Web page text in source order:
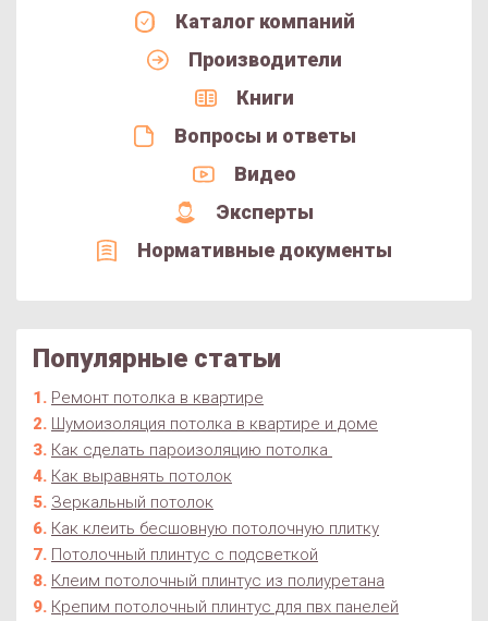
Каталог компаний
Производители
Книги
Вопросы и ответы
Видео
Эксперты
Нормативные документы
Популярные статьи
Ремонт потолка в квартире
Шумоизоляция потолка в квартире и доме
Как сделать пароизоляцию потолка
Как выравнять потолок
Зеркальный потолок
Как клеить бесшовную потолочную плитку
Потолочный плинтус с подсветкой
Клеим потолочный плинтус из полиуретана
Крепим потолочный плинтус для пвх панелей